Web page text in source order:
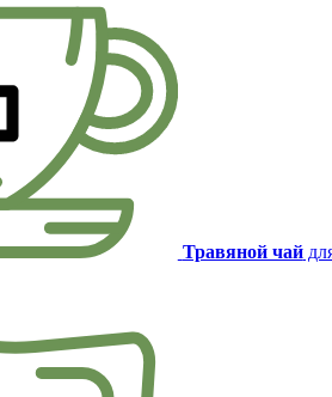
Травяной чай